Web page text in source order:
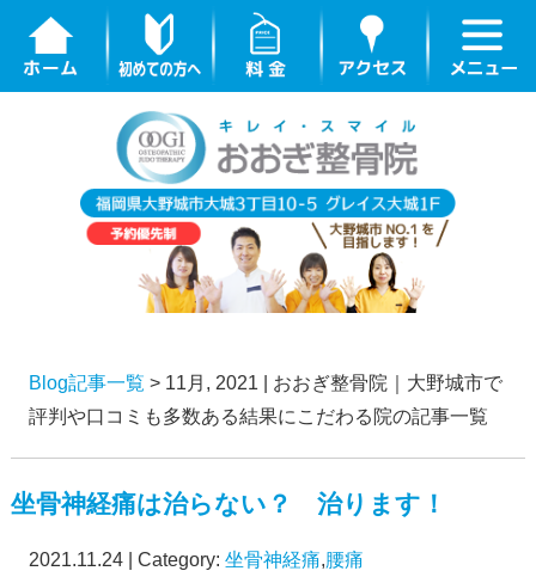
Blog記事一覧 > 11月, 2021 | おおぎ整骨院｜大野城市で
評判や口コミも多数ある結果にこだわる院の記事一覧
坐骨神経痛は治らない？ 治ります！
2021.11.24 | Category: 坐骨神経痛,腰痛